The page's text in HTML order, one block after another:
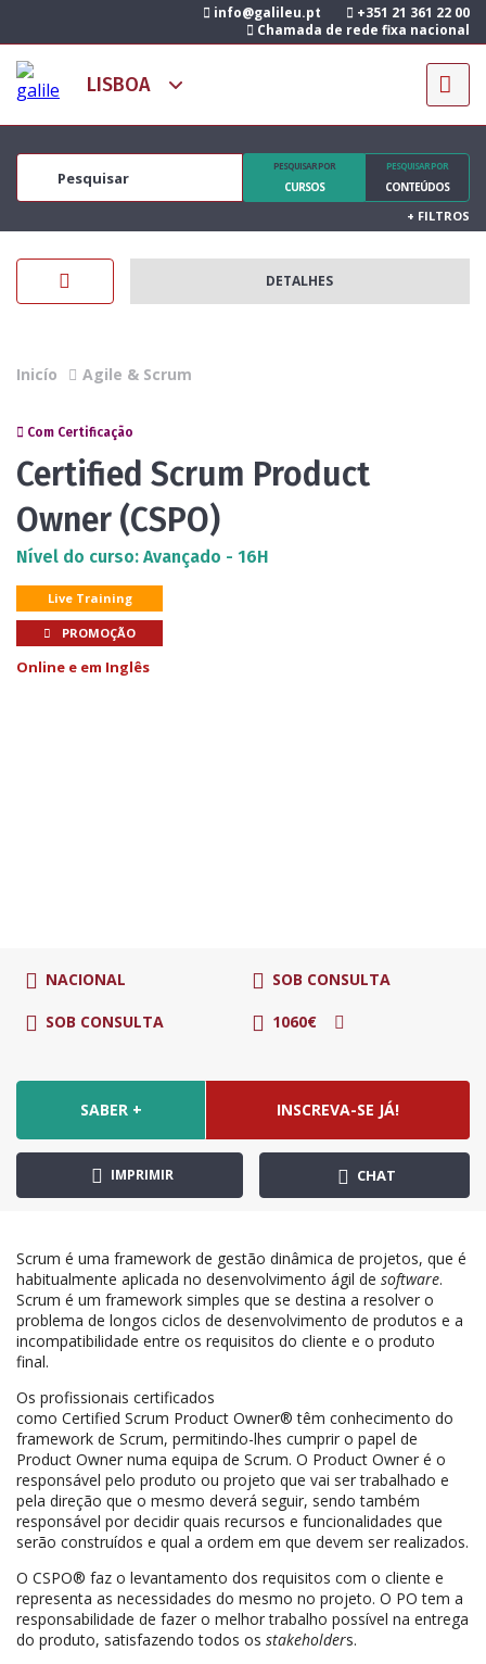
info@galileu.pt
+351 21 361 22 00
Chamada de rede fixa nacional
PESQUISAR POR
CURSOS
PESQUISAR POR
CONTEÚDOS
+ FILTROS
DETALHES
Inicío Agile & Scrum
Com Certificação
Certified Scrum Product
Owner (CSPO)
Nível do curso: Avançado - 16H
Live Training
PROMOÇÃO
Online e em Inglês
NACIONAL SOB CONSULTA
SOB CONSULTA 1060€
SABER + INSCREVA-SE JÁ!
IMPRIMIR CHAT
Scrum é uma framework de gestão dinâmica de projetos, que é
habitualmente aplicada no desenvolvimento ágil de software.
Scrum é um framework simples que se destina a resolver o
problema de longos ciclos de desenvolvimento de produtos e a
incompatibilidade entre os requisitos do cliente e o produto
final.
Os profissionais certificados
como Certified Scrum Product Owner® têm conhecimento do
framework de Scrum, permitindo-lhes cumprir o papel de
Product Owner numa equipa de Scrum. O Product Owner é o
responsável pelo produto ou projeto que vai ser trabalhado e
pela direção que o mesmo deverá seguir, sendo também
responsável por decidir quais recursos e funcionalidades que
serão construídos e qual a ordem em que devem ser realizados.
O CSPO® faz o levantamento dos requisitos com o cliente e
representa as necessidades do mesmo no projeto. O PO tem a
responsabilidade de fazer o melhor trabalho possível na entrega
do produto, satisfazendo todos os stakeholders.